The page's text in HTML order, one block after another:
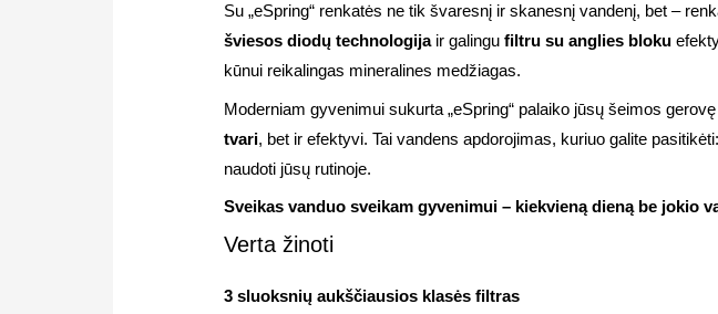
Su „eSpring“ renkatės ne tik švaresnį ir skanesnį vandenį, bet –
šviesos diodų technologijair galingufiltru su anglies bloku
kūnui reikalingas mineralines medžiagas.
Moderniam gyvenimui sukurta „eSpring“ palaiko jūsų šeimos
tvari, bet ir efektyvi. Tai vandens apdorojimas, kuriuo galite
naudoti jūsų rutinoje.
Sveikas vanduo sveikam gyvenimui – kiekvieną dieną be jokio
Verta žinoti
3 sluoksnių aukščiausios klasės filtras